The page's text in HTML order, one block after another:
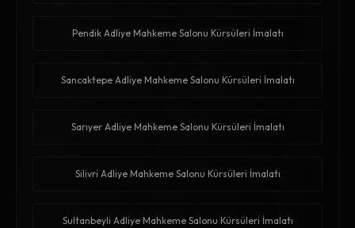
Pendik Adliye Mahkeme Salonu Kürsüleri İmalatı
Sancaktepe Adliye Mahkeme Salonu Kürsüleri İmalatı
Sarıyer Adliye Mahkeme Salonu Kürsüleri İmalatı
Silivri Adliye Mahkeme Salonu Kürsüleri İmalatı
Sultanbeyli Adliye Mahkeme Salonu Kürsüleri İmalatı